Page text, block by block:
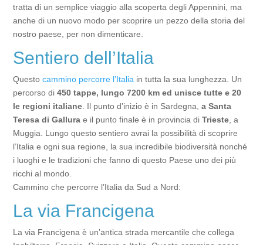
tratta di un semplice viaggio alla scoperta degli Appennini, ma
anche di un nuovo modo per scoprire un pezzo della storia del
nostro paese, per non dimenticare.
Sentiero dell’Italia
Questocammino percorre l’Italia in tutta la sua lunghezza. Un
percorso di450 tappe, lungo 7200 km ed unisce tutte e 20
le regioni italiane . Il punto d’inizio è in Sardegna,a Santa
Teresa di Gallura e il punto finale è in provincia diTrieste , a
Muggia. Lungo questo sentiero avrai la possibilità di scoprire
l’Italia e ogni sua regione, la sua incredibile biodiversità nonché
i luoghi e le tradizioni che fanno di questo Paese uno dei più
ricchi al mondo.
Cammino che percorre l’Italia da Sud a Nord:
La via Francigena
La via Francigena è un’antica strada mercantile che collega